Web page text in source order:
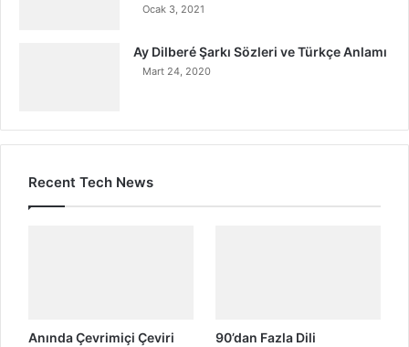
Ocak 3, 2021
Ay Dilberé Şarkı Sözleri ve Türkçe Anlamı
Mart 24, 2020
Recent Tech News
Anında Çevrimiçi Çeviri
90’dan Fazla Dili